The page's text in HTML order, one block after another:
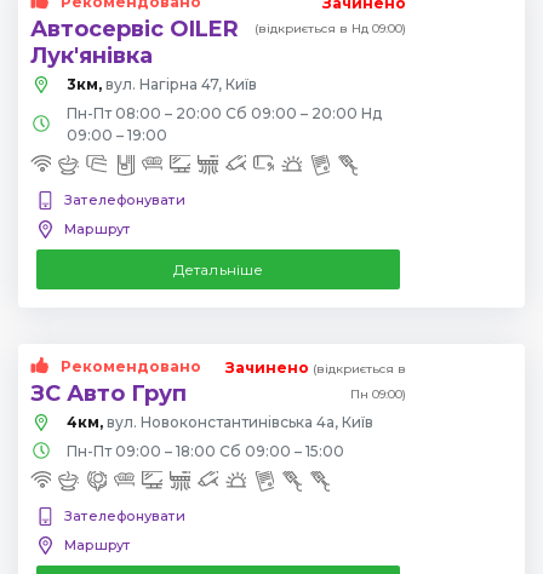
Автосервіс OILER
Лук'янівка
(відкриється в Нд 09:00)
3км, вул. Нагірна 47, Київ
Пн-Пт 08:00 – 20:00 Сб 09:00 – 20:00 Нд
09:00 – 19:00
Зателефонувати
Маршрут
Детальніше
Рекомендовано
ЗС Авто Груп
Зачинено (відкриється в
Пн 09:00)
4км, вул. Новоконстантинівська 4а, Київ
Пн-Пт 09:00 – 18:00 Сб 09:00 – 15:00
Зателефонувати
Маршрут